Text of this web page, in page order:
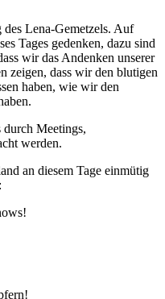
des Lena-Gemetzels. Auf
Tages gedenken, dazu sind
wir das Andenken unserer
zeigen, dass wir den blutigen
haben, wie wir den
durch Meetings,
werden.
an diesem Tage einmütig